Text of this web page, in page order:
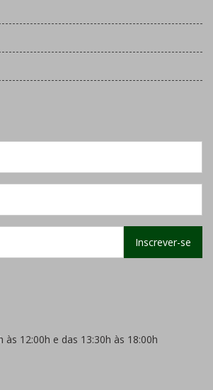
Inscrever-se
às 12:00h e das 13:30h às 18:00h